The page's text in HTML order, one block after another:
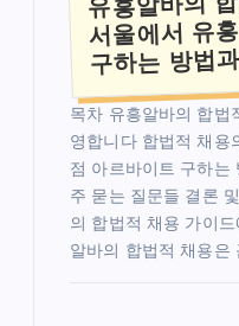
서울에서 유
구하는 방법
목차 유흥알바의 합법
영합니다 합법적 채용
점 아르바이트 구하는
주 묻는 질문들 결론
의 합법적 채용 가이
알바의 합법적 채용은